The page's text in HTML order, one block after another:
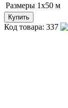
Размеры 1х50 м
Купить
Код товара: 337